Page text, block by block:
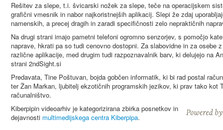
Rešitev za slepe, t.i. švicarski nožek za slepe, teče na operacijskem
grafični vmesnik in nabor najkoristnejših aplikacij. Slepi že zdaj
namenskih, a precej dragih in zaradi specifičnosti zelo nepraktičnih
Na drugi strani imajo pametni telefoni ogromno senzorjev, s pomočjo
naprave, hkrati pa so tudi cenovno dostopni. Za slabovidne in za osebe
različne aplikacije, med drugim tudi razpoznavalnik barv, ki delujejo na
strani 2ndSight.si
Predavata, Tine Poštuvan, bojda gobčen informatik, ki bi rad postal
ter Žan Markan, ljubitelj ekzotičnih programskih jezikov, ki prav tako kot
računalništvo.
Kiberpipin videoarhiv je kategorizirana zbirka posnetkov in
dejavnosti multimedijskega centra Kiberpipa.